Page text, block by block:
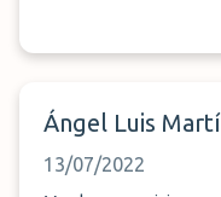
Ángel Luis
13/07/2022